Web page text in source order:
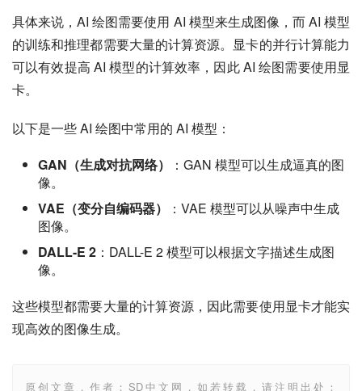
具体来说，AI 绘图需要使用 AI 模型来生成图像，而 AI 模型
的训练和推理都需要大量的计算资源。显卡的并行计算能力
可以有效提高 AI 模型的计算效率，因此 AI 绘图需要使用显
卡。
以下是一些 AI 绘图中常用的 AI 模型：
GAN（生成对抗网络）
：GAN 模型可以生成逼真的图
像。
VAE（变分自编码器）
：VAE 模型可以从噪声中生成
图像。
DALL-E 2 ：DALL-E 2 模型可以根据文字描述生成图
像。
这些模型都需要大量的计算资源，因此需要使用显卡才能实
现高效的图像生成。
原创文章，作者：SD中文网，如若转载，请注明出处：